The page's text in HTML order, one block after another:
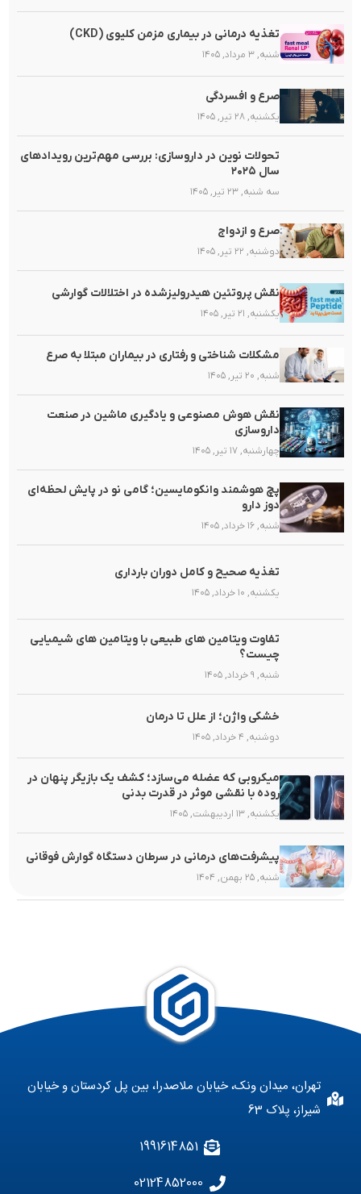
تغذیه‌ درمانی در بیماری مزمن کلیوی (CKD)
شنبه, ۳ مرداد, ۱۴۰۵
صرع و افسردگی
یکشنبه, ۲۸ تیر, ۱۴۰۵
تحولات نوین در داروسازی: بررسی مهم‌ترین رویدادهای
سال ۲۰۲۵
سه شنبه, ۲۳ تیر, ۱۴۰۵
صرع و ازدواج
دوشنبه, ۲۲ تیر, ۱۴۰۵
نقش پروتئین هیدرولیزشده در اختلالات گوارشی
یکشنبه, ۲۱ تیر, ۱۴۰۵
مشکلات شناختی و رفتاری در بیماران مبتلا به صرع
شنبه, ۲۰ تیر, ۱۴۰۵
نقش هوش مصنوعی و یادگیری ماشین در صنعت
داروسازی
چهارشنبه, ۱۷ تیر, ۱۴۰۵
پچ هوشمند وانکومایسین؛ گامی نو در پایش لحظه‌ای
دوز دارو
شنبه, ۱۶ خرداد, ۱۴۰۵
تغذیه صحیح و کامل دوران بارداری
یکشنبه, ۱۰ خرداد, ۱۴۰۵
تفاوت ویتامین های طبیعی با ویتامین های شیمیایی
چیست؟
شنبه, ۹ خرداد, ۱۴۰۵
خشکی واژن؛ از علل تا درمان
دوشنبه, ۴ خرداد, ۱۴۰۵
میکروبی که عضله می‌سازد؛ کشف یک بازیگر پنهان در
روده با نقشی موثر در قدرت بدنی
یکشنبه, ۱۳ اردیبهشت, ۱۴۰۵
پیشرفت‌های درمانی در سرطان دستگاه گوارش فوقانی
شنبه, ۲۵ بهمن, ۱۴۰۴
تهران، میدان ونک، خیابان ملاصدرا، بین پل کردستان و خیابان
شیراز، پلاک 63
1991614851
02124852000